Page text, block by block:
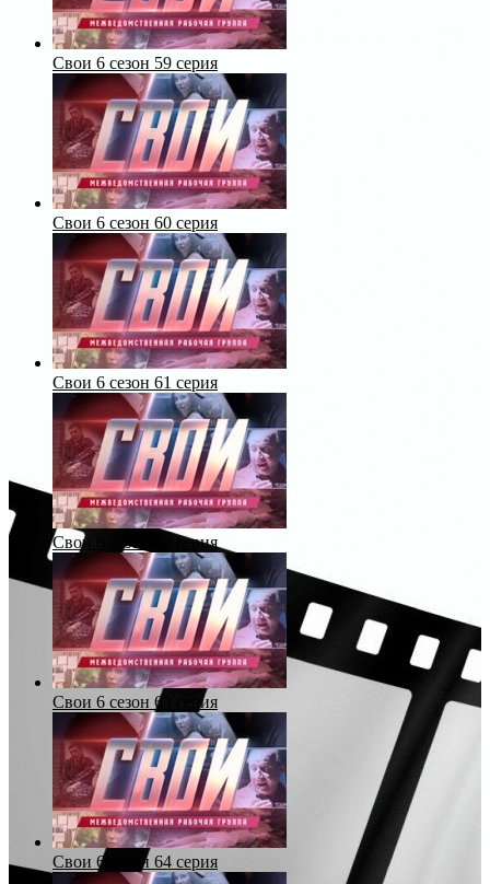
Свои 6 сезон 59 серия
Свои 6 сезон 60 серия
Свои 6 сезон 61 серия
Свои 6 сезон 62 серия
Свои 6 сезон 63 серия
Свои 6 сезон 64 серия